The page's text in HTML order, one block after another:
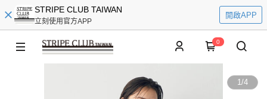
STRIPE CLUB TAIWAN
立刻使用官方APP
開啟APP
0
1/4